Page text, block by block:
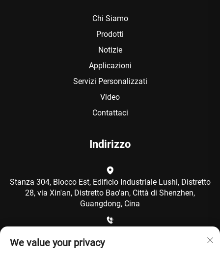
Chi Siamo
Prodotti
Notizie
Applicazioni
Servizi Personalizzati
Video
Contattaci
Indirizzo
Stanza 304, Blocco Est, Edificio Industriale Lushi, Distretto
28, via Xin'an, Distretto Bao'an, Città di Shenzhen,
Guangdong, Cina
We value your privacy